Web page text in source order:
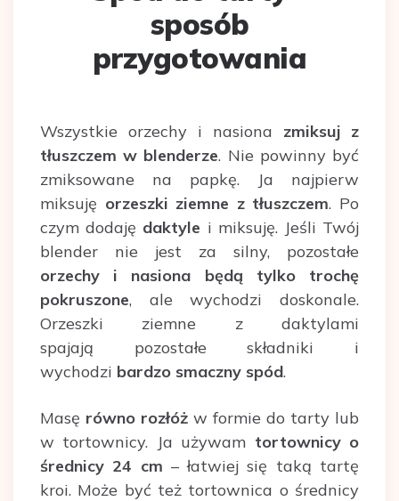
sposób
przygotowania
Wszystkie orzechy i nasiona zmiksuj z
tłuszczem w blenderze. Nie powinny być
zmiksowane na papkę. Ja najpierw
miksuję orzeszki ziemne z tłuszczem. Po
czym dodaję daktyle i miksuję. Jeśli Twój
blender nie jest za silny, pozostałe
orzechy i nasiona będą tylko trochę
pokruszone, ale wychodzi doskonale.
Orzeszki ziemne z daktylami
spajają pozostałe składniki i
wychodzi bardzo smaczny spód.
Masę równo rozłóż w formie do tarty lub
w tortownicy. Ja używam tortownicy o
średnicy 24 cm – łatwiej się taką tartę
kroi. Może być też tortownica o średnicy